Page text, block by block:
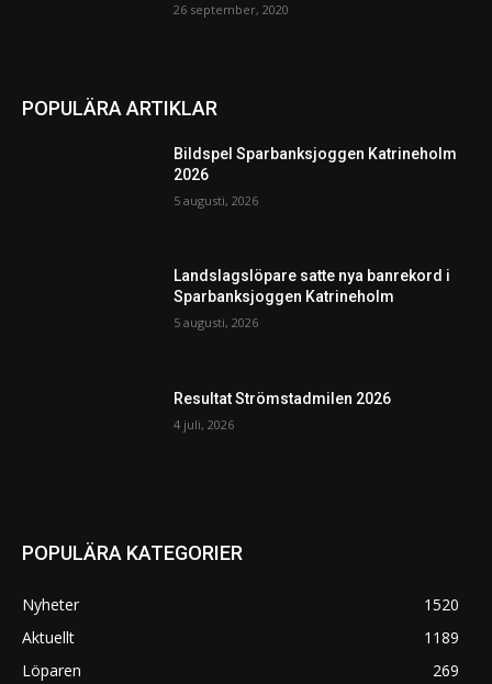
26 september, 2020
POPULÄRA ARTIKLAR
Bildspel Sparbanksjoggen Katrineholm
2026
5 augusti, 2026
Landslagslöpare satte nya banrekord i
Sparbanksjoggen Katrineholm
5 augusti, 2026
Resultat Strömstadmilen 2026
4 juli, 2026
POPULÄRA KATEGORIER
Nyheter
1520
Aktuellt
1189
Löparen
269